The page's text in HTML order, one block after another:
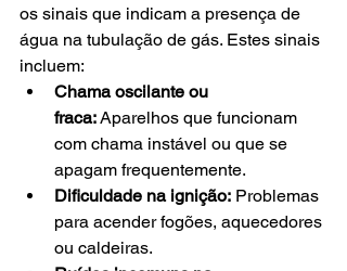
os sinais que indicam a presença de
água na tubulação de gás. Estes sinais
incluem:
Chama oscilante ou
fraca: Aparelhos que funcionam
com chama instável ou que se
apagam frequentemente.
Dificuldade na ignição: Problemas
para acender fogões, aquecedores
ou caldeiras.